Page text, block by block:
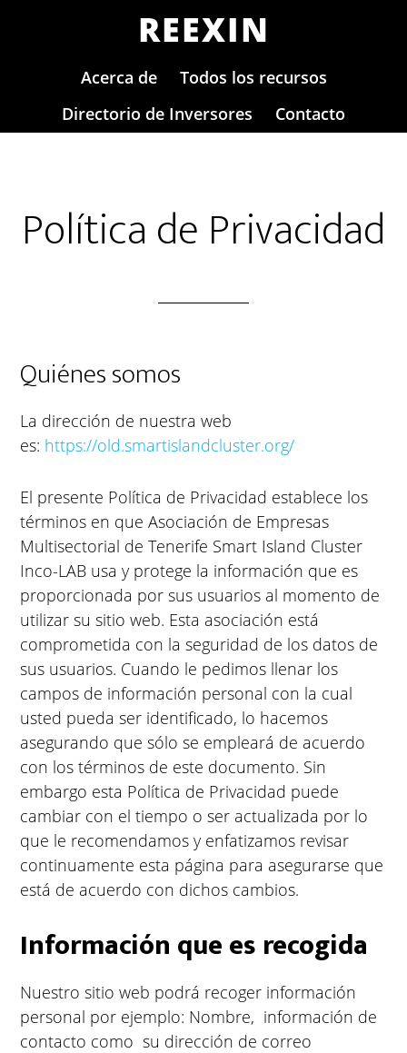
REEXIN
Acerca de
Todos los recursos
Directorio de Inversores
Contacto
Política de Privacidad
Quiénes somos
La dirección de nuestra web
es: https://old.smartislandcluster.org/
El presente Política de Privacidad establece los
términos en que Asociación de Empresas
Multisectorial de Tenerife Smart Island Cluster
Inco-LAB usa y protege la información que es
proporcionada por sus usuarios al momento de
utilizar su sitio web. Esta asociación está
comprometida con la seguridad de los datos de
sus usuarios. Cuando le pedimos llenar los
campos de información personal con la cual
usted pueda ser identificado, lo hacemos
asegurando que sólo se empleará de acuerdo
con los términos de este documento. Sin
embargo esta Política de Privacidad puede
cambiar con el tiempo o ser actualizada por lo
que le recomendamos y enfatizamos revisar
continuamente esta página para asegurarse que
está de acuerdo con dichos cambios.
Información que es recogida
Nuestro sitio web podrá recoger información
personal por ejemplo: Nombre, información de
contacto como su dirección de correo